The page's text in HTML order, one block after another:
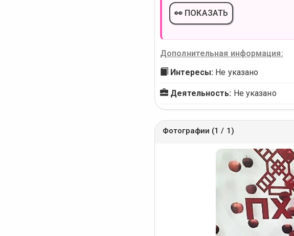
👀 ПОКАЗАТЬ
Дополнительная информация:
Интересы: Не указано
Деятельность: Не указано
Фотографии (1 / 1)